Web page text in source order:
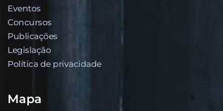
Eventos
Concursos
Publicações
Legislação
Política de privacidade
Mapa